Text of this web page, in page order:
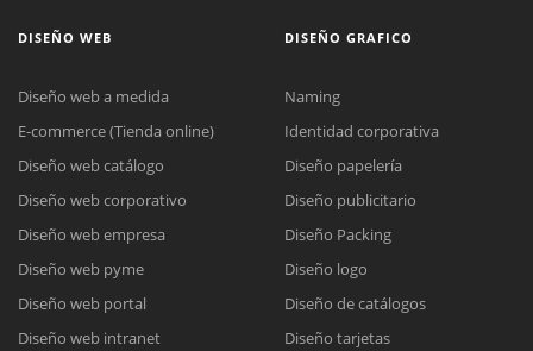
DISEÑO WEB
Diseño web a medida
E-commerce (Tienda online)
Diseño web catálogo
Diseño web corporativo
Diseño web empresa
Diseño web pyme
Diseño web portal
Diseño web intranet
DISEÑO GRAFICO
Naming
Identidad corporativa
Diseño papelería
Diseño publicitario
Diseño Packing
Diseño logo
Diseño de catálogos
Diseño tarjetas